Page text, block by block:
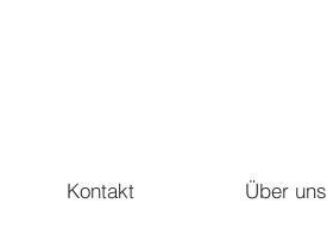
2012
V7 750 Racer 4T 4V AC ZGULWV01
Kontakt Über uns